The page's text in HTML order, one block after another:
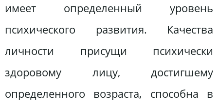
имеет определенный уровень
психического развития. Качества
личности присущи психически
здоровому лицу, достигшему
определенного возраста, способна в